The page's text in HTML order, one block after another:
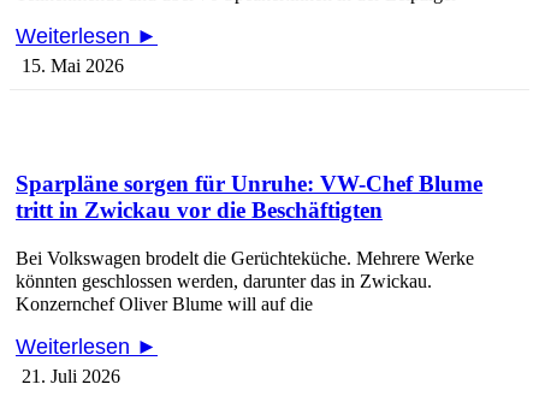
Weiterlesen ►
15. Mai 2026
Sparpläne sorgen für Unruhe: VW-Chef Blume
tritt in Zwickau vor die Beschäftigten
Bei Volkswagen brodelt die Gerüchteküche. Mehrere Werke
könnten geschlossen werden, darunter das in Zwickau.
Konzernchef Oliver Blume will auf die
Weiterlesen ►
21. Juli 2026